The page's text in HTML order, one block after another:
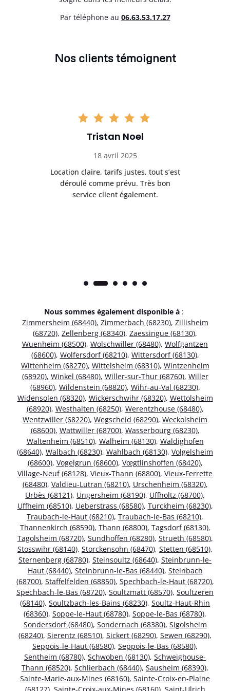
Par téléphone au 06.63.53.17.27
Nos clients témoignent
Tristan Noel
18 avril 2025
Location claire, tarifs justes, tout s’est
déroulé comme prévu. Très bon
service client également.
Nous sommes également disponible à :
Zimmersheim (68440), Zimmerbach (68230), Zillisheim
(68720), Zellenberg (68340), Zaessingue (68130),
Wuenheim (68500), Wolschwiller (68480), Wolfgantzen
(68600), Wolfersdorf (68210), Wittersdorf (68130),
Wittenheim (68270), Wittelsheim (68310), Wintzenheim
(68920), Winkel (68480), Willer-sur-Thur (68760), Willer
(68960), Wildenstein (68820), Wihr-au-Val (68230),
Widensolen (68320), Wickerschwihr (68320), Wettolsheim
(68920), Westhalten (68250), Werentzhouse (68480),
Wentzwiller (68220), Wegscheid (68290), Weckolsheim
(68600), Wattwiller (68700), Wasserbourg (68230),
Waltenheim (68510), Walheim (68130), Waldighofen
(68640), Walbach (68230), Wahlbach (68130), Volgelsheim
(68600), Vogelgrun (68600), Vœgtlinshoffen (68420),
Village-Neuf (68128), Vieux-Thann (68800), Vieux-Ferrette
(68480), Valdieu-Lutran (68210), Urschenheim (68320),
Urbès (68121), Ungersheim (68190), Uffholtz (68700),
Uffheim (68510), Ueberstrass (68580), Turckheim (68230),
Traubach-le-Haut (68210), Traubach-le-Bas (68210),
Thannenkirch (68590), Thann (68800), Tagsdorf (68130),
Tagolsheim (68720), Sundhoffen (68280), Strueth (68580),
Stosswihr (68140), Storckensohn (68470), Stetten (68510),
Sternenberg (68780), Steinsoultz (68640), Steinbrunn-le-
Haut (68440), Steinbrunn-le-Bas (68440), Steinbach
(68700), Staffelfelden (68850), Spechbach-le-Haut (68720),
Spechbach-le-Bas (68720), Soultzmatt (68570), Soultzeren
(68140), Soultzbach-les-Bains (68230), Soultz-Haut-Rhin
(68360), Soppe-le-Haut (68780), Soppe-le-Bas (68780),
Sondersdorf (68480), Sondernach (68380), Sigolsheim
(68240), Sierentz (68510), Sickert (68290), Sewen (68290),
Seppois-le-Haut (68580), Seppois-le-Bas (68580),
Sentheim (68780), Schwoben (68130), Schweighouse-
Thann (68520), Schlierbach (68440), Sausheim (68390),
Sainte-Marie-aux-Mines (68160), Sainte-Croix-en-Plaine